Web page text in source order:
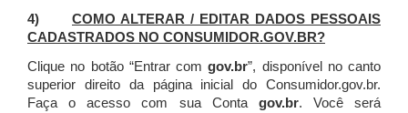
4) COMO ALTERAR / EDITAR DADOS PESSOAIS
CADASTRADOS NO CONSUMIDOR.GOV.BR?
Clique no botão “Entrar comgov.br”, disponível no canto
superior direito da página inicial do Consumidor.gov.br.
Faça o acesso com sua Conta gov.br. Você será